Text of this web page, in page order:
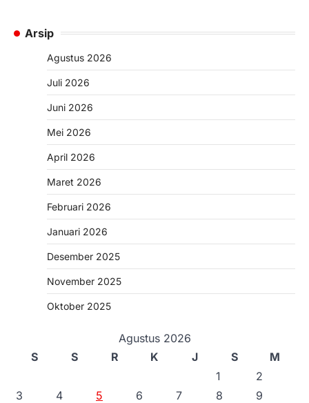
Arsip
Agustus 2026
Juli 2026
Juni 2026
Mei 2026
April 2026
Maret 2026
Februari 2026
Januari 2026
Desember 2025
November 2025
Oktober 2025
Agustus 2026
S
S R K J S
M
1
2
3
4 5 6 7 8
9